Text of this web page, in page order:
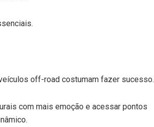
off-road costumam fazer sucesso.
com mais emoção e acessar pontos